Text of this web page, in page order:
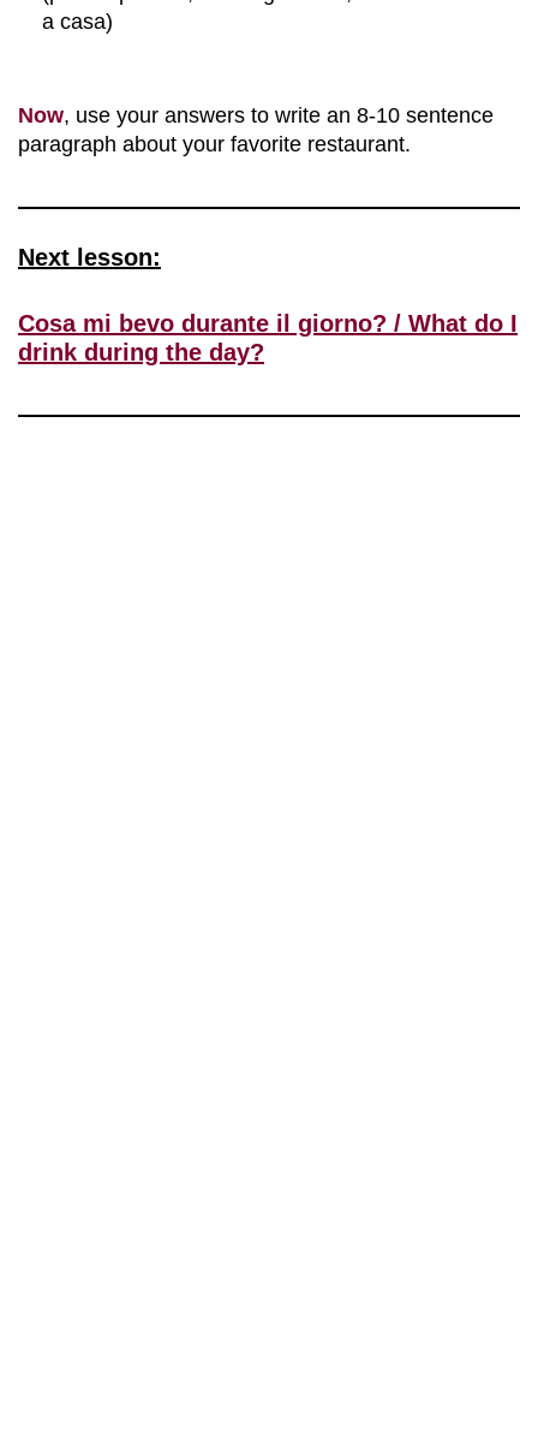
a casa)
Now, use your answers to write an 8-10 sentence
paragraph about your favorite restaurant.
Next lesson:
Cosa mi bevo durante il giorno? / What do I
drink during the day?